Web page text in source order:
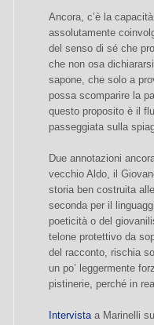
Ancora, c’è la
assolutamente
del senso di sé che
che non osa
sapone, che solo a
possa scomparire la
questo proposito è il
passeggiata sulla
Due annotazioni
vecchio Aldo, il
storia ben costruita
seconda per il
poeticità o del
telone protettivo da
del racconto, rischia
un po’ leggermente
pistinerie, perché in
Intervista a Marinelli